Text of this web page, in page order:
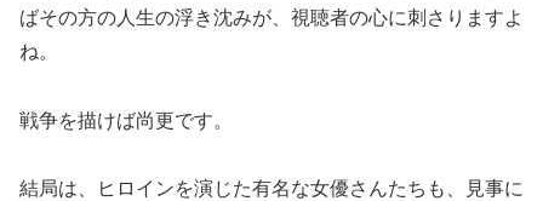
ばその方の人生の浮き沈みが、視聴者の心に刺さりますよ
ね。
戦争を描けば尚更です。
結局は、ヒロインを演じた有名な女優さんたちも、見事に